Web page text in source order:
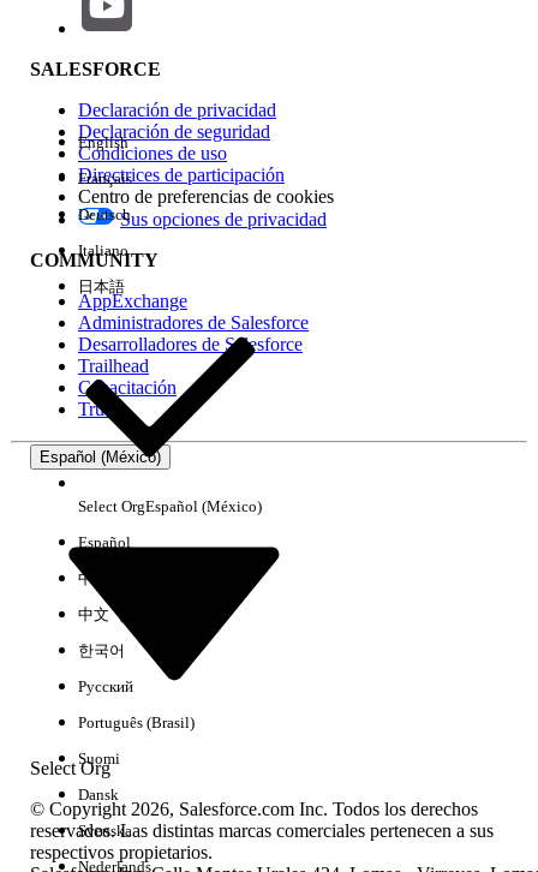
Repercusión de función
Edición
Experiencia
No hay resultados
SALESFORCE
Declaración de privacidad
Declaración de seguridad
Condiciones de uso
Directrices de participación
Centro de preferencias de cookies
Sus opciones de privacidad
COMMUNITY
AppExchange
Administradores de Salesforce
Desarrolladores de Salesforce
Trailhead
Capacitación
Trust
Español (México)
Select Org
English
Français
Deutsch
Italiano
日本語
Select OrgEspañol (México)
Español
中文（简体）
中文（繁體）
한국어
Русский
Português (Brasil)
Suomi
Dansk
Svenska
Nederlands
© Copyright 2026, Salesforce.com Inc. Todos los derechos
reservados. Las distintas marcas comerciales pertenecen a sus
respectivos propietarios.